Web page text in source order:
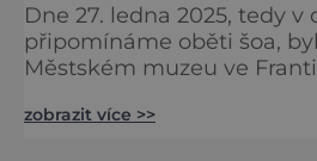
Dne 27. ledna 2025, tedy v
připomínáme oběti šoa,
Městském muzeu ve
nacisty zničena v roce 1938. Do lázeňského
zobrazit více >>